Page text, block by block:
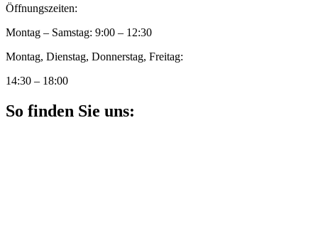
Öffnungszeiten:
Montag – Samstag: 9:00 – 12:30
Montag, Dienstag, Donnerstag, Freitag:
14:30 – 18:00
So finden Sie uns: